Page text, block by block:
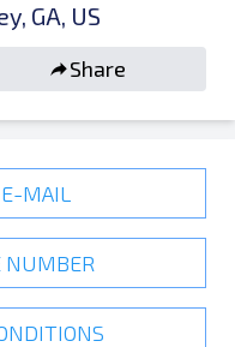
GA, US
Share
MAIL
NUMBER